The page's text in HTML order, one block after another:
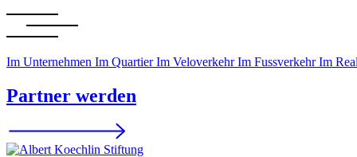
Im Unternehmen Im QuartierIm VeloverkehrIm FussverkehrIm
Partner werden